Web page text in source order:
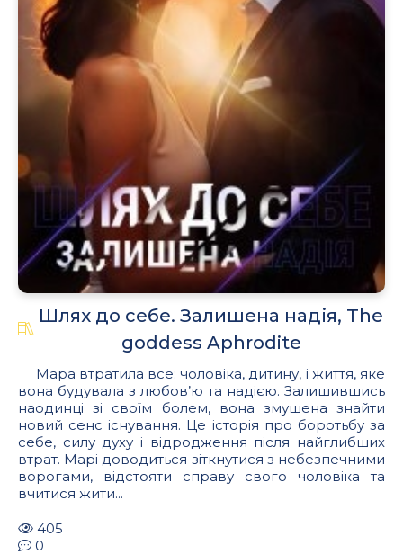
Шлях до себе. Залишена надія, The
goddess Aphrodite
Мара втратила все: чоловіка, дитину, і життя, яке
вона будувала з любов’ю та надією. Залишившись
наодинці зі своїм болем, вона змушена знайти
новий сенс існування. Це історія про боротьбу за
себе, силу духу і відродження після найглибших
втрат. Марі доводиться зіткнутися з небезпечними
ворогами, відстояти справу свого чоловіка та
вчитися жити...
405
0